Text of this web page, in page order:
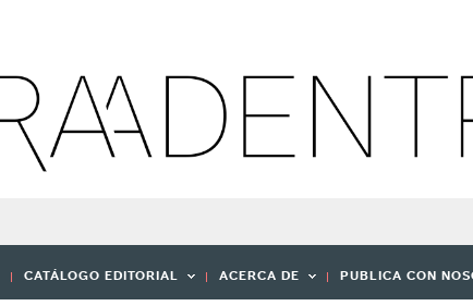
CATÁLOGO EDITORIAL ACERCA DE PUBLICA CON